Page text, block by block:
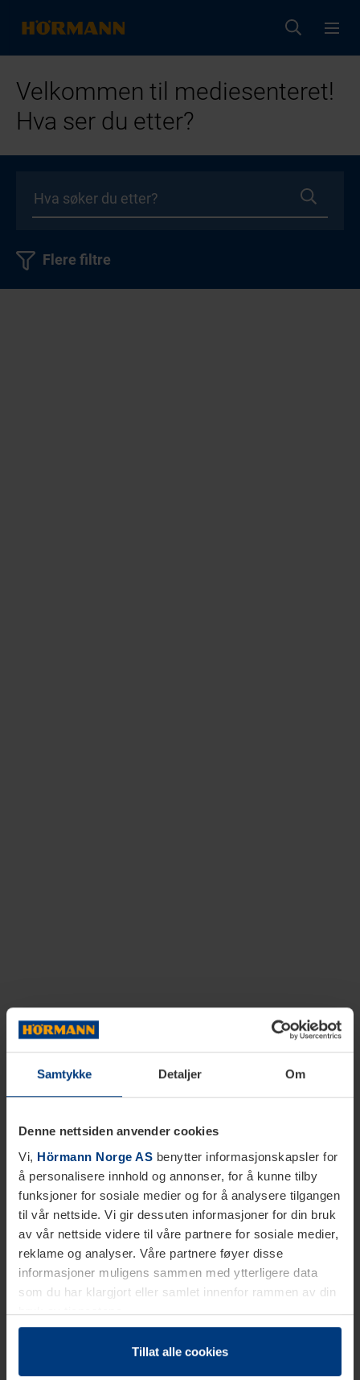
Samtykke Detaljer Om
Denne nettsiden anvender cookies
Vi, Hörmann Norge AS benytter informasjonskapsler for
å personalisere innhold og annonser, for å kunne tilby
funksjoner for sosiale medier og for å analysere tilgangen
til vår nettside. Vi gir dessuten informasjoner for din bruk
av vår nettside videre til våre partnere for sosiale medier,
reklame og analyser. Våre partnere føyer disse
informasjoner muligens sammen med ytterligere data
som du har klargjort eller samlet innenfor rammen av din
bruk av tjenestene.
Etter loven kan vi lagre informasjonskapsler på din
datamaskin, hvis disse er absolutt nødvendig for drift av
Tillat alle cookies
Velkommen til mediesenteret!
Hva ser du etter?
Flere filtre